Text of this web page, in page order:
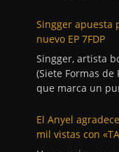
Singger apuesta
nuevo EP 7FDP
Singger, artista
(Siete Formas de
que marca un
El Anyel
mil vistas con